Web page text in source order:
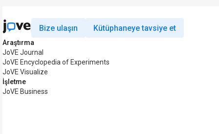
Bize ulaşın Kütüphaneye tavsiye et
Araştırma
JoVE Journal
JoVE Encyclopedia of Experiments
JoVE Visualize
İşletme
JoVE Business